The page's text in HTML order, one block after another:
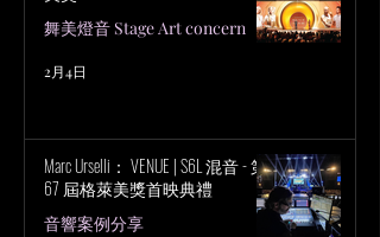
舞美燈音 Stage Art concern
2月4日
Marc Urselli： VENUE | S6L 混音 - 第
67 屆格萊美獎首映典禮
音響案例分享